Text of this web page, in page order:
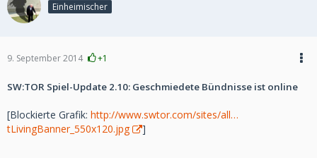
Einheimischer
9. September 2014 +1
SW:TOR Spiel-Update 2.10: Geschmiedete Bündnisse ist online
[Blockierte Grafik: http://www.swtor.com/sites/all…
tLivingBanner_550x120.jpg
]